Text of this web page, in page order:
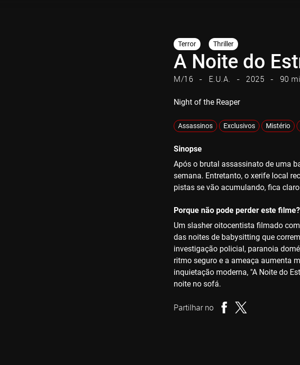
Terror Thriller
A Noite do
M/16 E.U.A. 2025 90
Night of the Reaper
Assassinos Exclusivos Mistério
Sinopse
Após o brutal assassinato de uma
semana. Entretanto, o xerife local
pistas se vão acumulando, fica
Porque não pode perder este filme?
Um slasher oitocentista filmado
das noites de babysitting que
investigação policial, paranoia
ritmo seguro e a ameaça aumenta
inquietação moderna, "A Noite do
noite no sofá.
Partilhar no